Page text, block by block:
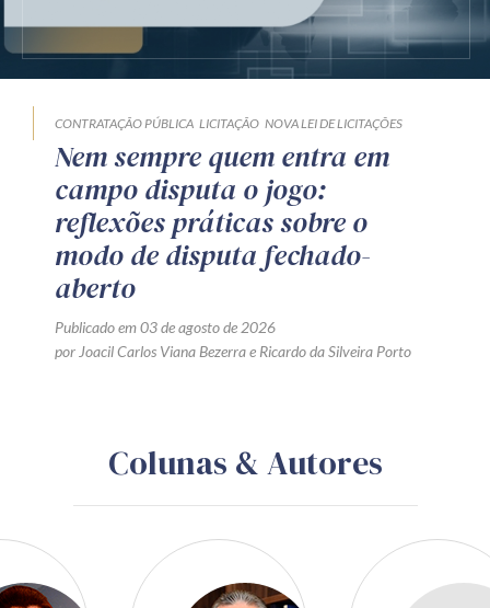
CONTRATAÇÃO PÚBLICA LICITAÇÃO NOVA LEI DE LICITAÇÕES
Nem sempre quem entra em
campo disputa o jogo:
reflexões práticas sobre o
modo de disputa fechado-
aberto
Publicado em 03 de agosto de 2026
por Joacil Carlos Viana Bezerrae Ricardo da Silveira Porto
Colunas & Autores